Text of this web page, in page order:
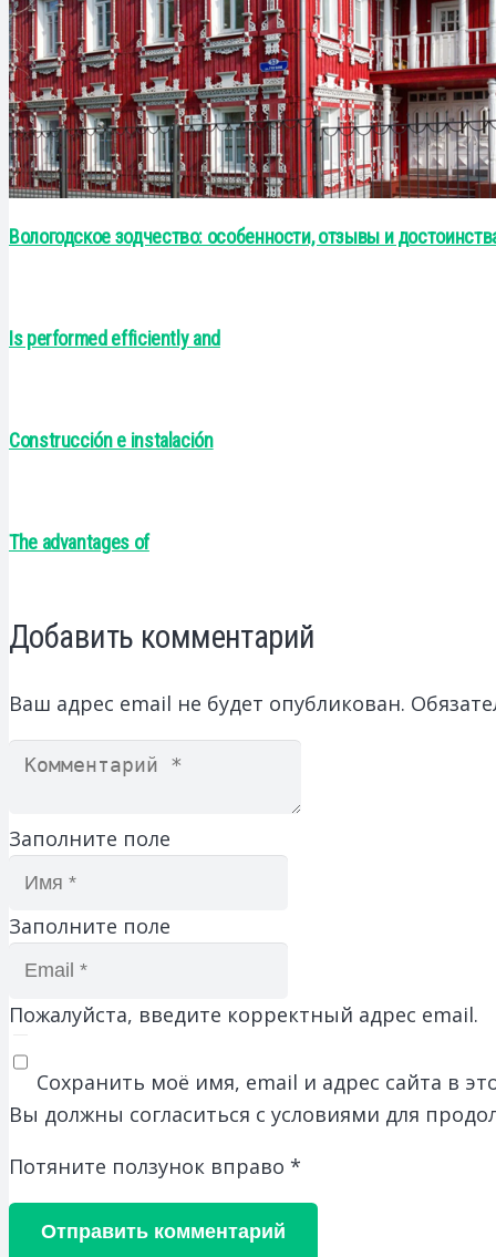
Вологодское зодчество: особенности, отзывы и
Is performed efficiently and
Construcción e instalación
The advantages of
Добавить комментарий
Ваш адрес email не будет опубликован.
Заполните поле
Заполните поле
Пожалуйста, введите корректный адрес email.
Сохранить моё имя, email и адрес сайта в
Вы должны согласиться с условиями для
Потяните ползунок вправо *
Отправить комментарий